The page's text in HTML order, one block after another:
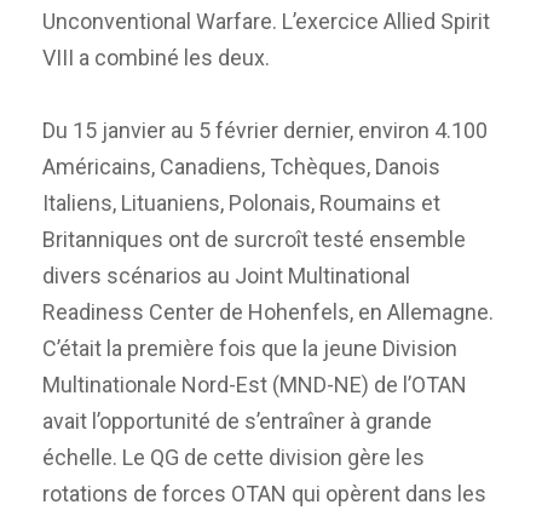
Unconventional Warfare. L’exercice Allied Spirit
VIII a combiné les deux.
Du 15 janvier au 5 février dernier, environ 4.100
Américains, Canadiens, Tchèques, Danois
Italiens, Lituaniens, Polonais, Roumains et
Britanniques ont de surcroît testé ensemble
divers scénarios au Joint Multinational
Readiness Center de Hohenfels, en Allemagne.
C’était la première fois que la jeune Division
Multinationale Nord-Est (MND-NE) de l’OTAN
avait l’opportunité de s’entraîner à grande
échelle. Le QG de cette division gère les
rotations de forces OTAN qui opèrent dans les